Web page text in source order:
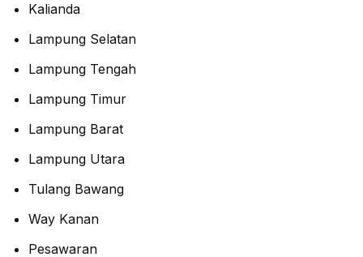
Kalianda
Lampung Selatan
Lampung Tengah
Lampung Timur
Lampung Barat
Lampung Utara
Tulang Bawang
Way Kanan
Pesawaran